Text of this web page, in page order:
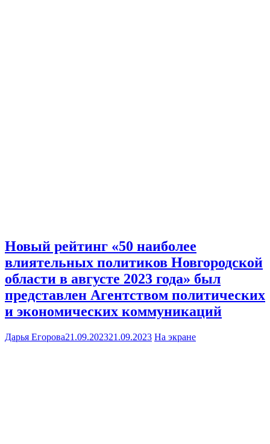
Новый рейтинг «50 наиболее
влиятельных политиков Новгородской
области в августе 2023 года» был
представлен Агентством политических
и экономических коммуникаций
Дарья Егорова21.09.202321.09.2023 На экране